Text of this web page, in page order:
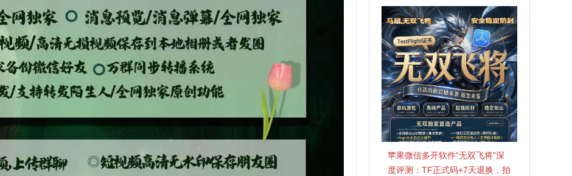
苹果微信多开软件“无双飞将”深
度评测：TF正式码+7天退换，拍